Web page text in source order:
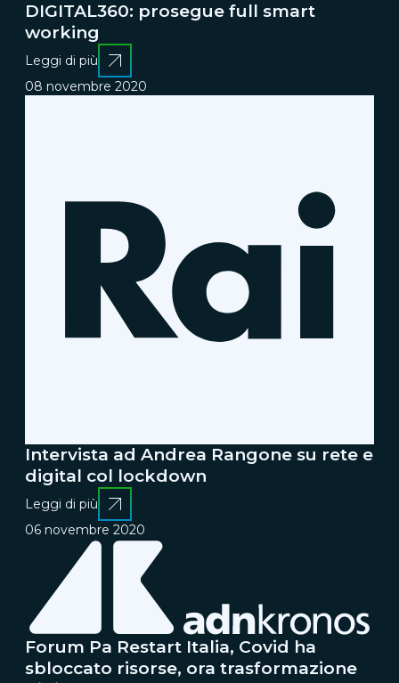
DIGITAL360: prosegue full smart
working
Leggi di più
08 novembre 2020
Intervista ad Andrea Rangone su rete e
digital col lockdown
Leggi di più
06 novembre 2020
Forum Pa Restart Italia, Covid ha
sbloccato risorse, ora trasformazione